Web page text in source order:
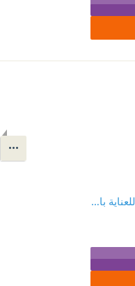
طفل المخ الكامل: 12 استراتيجية ثورية للعناية بالمخ النامي لطفلك | ‎The Whole‎-‎Brain Child‎